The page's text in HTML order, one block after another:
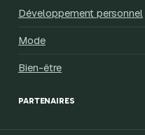
Développement personnel
Mode
Bien-être
PARTENAIRES